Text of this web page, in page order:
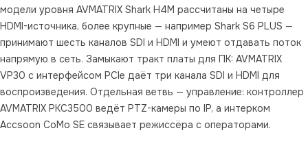
модели уровня AVMATRIX Shark H4M рассчитаны на четыре
HDMI-источника, более крупные — например Shark S6 PLUS —
принимают шесть каналов SDI и HDMI и умеют отдавать поток
напрямую в сеть. Замыкают тракт платы для ПК: AVMATRIX
VP30 с интерфейсом PCIe даёт три канала SDI и HDMI для
воспроизведения. Отдельная ветвь — управление: контроллер
AVMATRIX PKC3500 ведёт PTZ-камеры по IP, а интерком
Accsoon CoMo SE связывает режиссёра с операторами.